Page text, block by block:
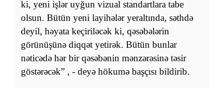
ki, yeni işlər uyğun vizual standartlara tabe
olsun. Bütün yeni layihələr yeraltında, səthdə
deyil, həyata keçiriləcək ki, qəsəbələrin
görünüşünə diqqət yetirək. Bütün bunlar
nəticədə hər bir qəsəbənin mənzərəsinə təsir
göstərəcək” , - deyə hökumə başçısı bildirib.